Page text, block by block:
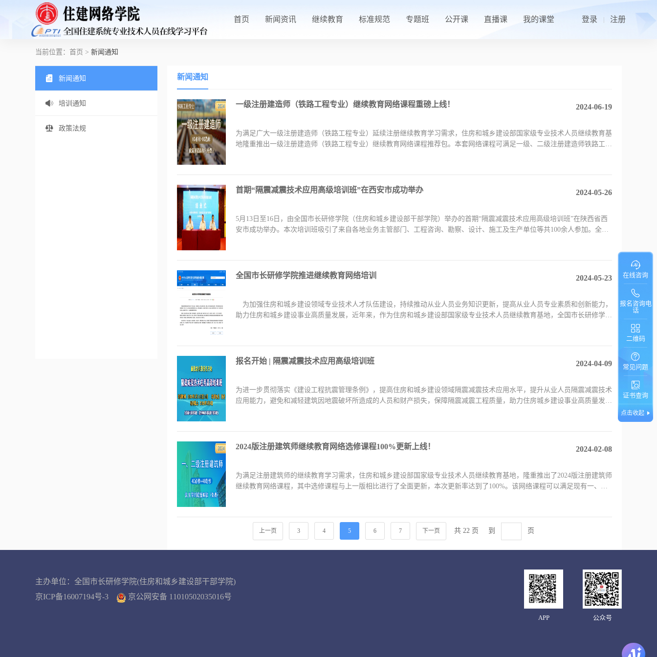
登录 注册
首页 新闻资讯 继续教育 标准规范 专题班 公开课 直播课 我的课堂
当前位置： 首页 > 新闻通知
新闻通知
培训通知
政策法规
新闻通知
2024-06-19
一级注册建造师（铁路工程专业）继续教育网络课程重磅上线！
为满足广大一级注册建造师（铁路工程专业）延续注册继续教育学习需求，住房和城乡建设部国家级专业技术人员继续教育基
地隆重推出一级注册建造师（铁路工程专业）继续教育网络课程推荐包。本套网络课程可满足一级、二级注册建造师铁路工程
2024-05-26
首期“隔震减震技术应用高级培训班”在西安市成功举办
5月13日至16日，由全国市长研修学院（住房和城乡建设部干部学院）举办的首期“隔震减震技术应用高级培训班”在陕西省西
安市成功举办。本次培训班吸引了来自各地业务主管部门、工程咨询、勘察、设计、施工及生产单位等共100余人参加。全国
2024-05-23
全国市长研修学院推进继续教育网络培训
为加强住房和城乡建设领域专业技术人才队伍建设，持续推动从业人员业务知识更新，提高从业人员专业素质和创新能力，
助力住房和城乡建设事业高质量发展，近年来，作为住房和城乡建设部国家级专业技术人员继续教育基地，全国市长研修学院
2024-04-09
报名开始 | 隔震减震技术应用高级培训班
为进一步贯彻落实《建设工程抗震管理条例》，提高住房和城乡建设领域隔震减震技术应用水平，提升从业人员隔震减震技术
应用能力，避免和减轻建筑因地震破坏所造成的人员和财产损失，保障隔震减震工程质量，助力住房城乡建设事业高质量发
2024-02-08
2024版注册建筑师继续教育网络选修课程100%更新上线！
为满足注册建筑师的继续教育学习需求，住房和城乡建设部国家级专业技术人员继续教育基地，隆重推出了2024版注册建筑师
继续教育网络课程，其中选修课程与上一版相比进行了全面更新，本次更新率达到了100%。该网络课程可以满足现有一、二
上一页 3 4 5 6 7 下一页 共 22 页 到 页
主办单位：全国市长研修学院(住房和城乡建设部干部学院)
京ICP备16007194号-3
京公网安备 11010502035016号
APP 公众号
在线咨询
报名咨询电
话
二维码
常见问题
证书查询
点击收起